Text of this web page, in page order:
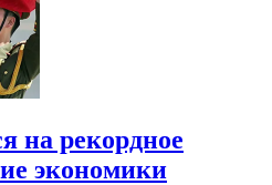
на рекордное
экономики